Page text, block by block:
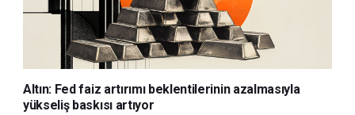
Altın: Fed faiz artırımı beklentilerinin azalmasıyla
yükseliş baskısı artıyor